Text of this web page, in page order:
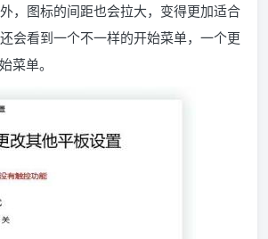
，图标的间距也会拉大，变得更加适合
会看到一个不一样的开始菜单，一个更
菜单。